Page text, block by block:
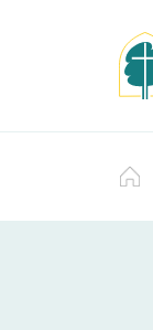
k
i
p
t
c
o